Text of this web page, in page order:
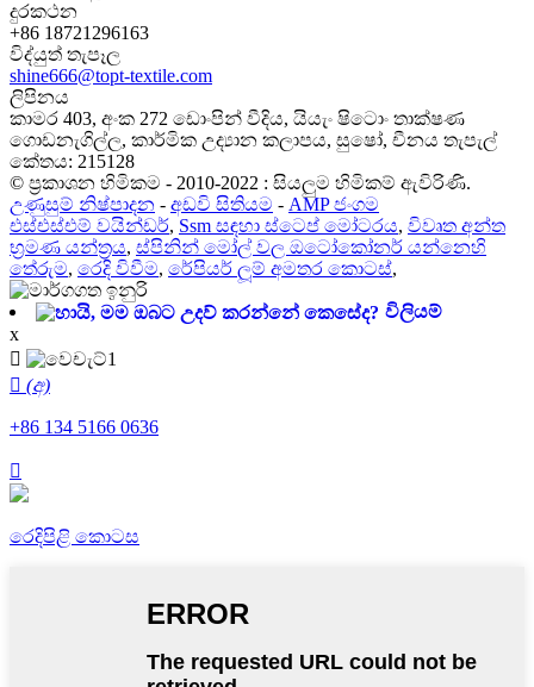
දුරකථන
+86 18721296163
විද්යුත් තැපෑල
shine666@topt-textile.com
ලිපිනය
කාමර 403, අංක 272 ඩොංපින් වීදිය, යියැං ෂිටොං තාක්ෂණ
ගොඩනැගිල්ල, කාර්මික උද්‍යාන කලාපය, සුෂෝ, චීනය තැපැල්
කේතය: 215128
© ප්‍රකාශන හිමිකම - 2010-2022 : සියලුම හිමිකම් ඇවිරිණි.
උණුසුම් නිෂ්පාදන - අඩවි සිතියම - AMP ජංගම
එස්එස්එම් වයින්ඩර්, Ssm සඳහා ස්ටෙප් මෝටරය, විවෘත අන්ත
භ්‍රමණ යන්ත්‍රය, ස්පිනින් මෝල් වල ඔටෝකෝනර් යන්නෙහි
තේරුම, රෙදි විවීම, රේපියර් ලූම් අමතර කොටස්,
විලියම්
x

 (අ)
+86 134 5166 0636

රෙදිපිළි කොටස